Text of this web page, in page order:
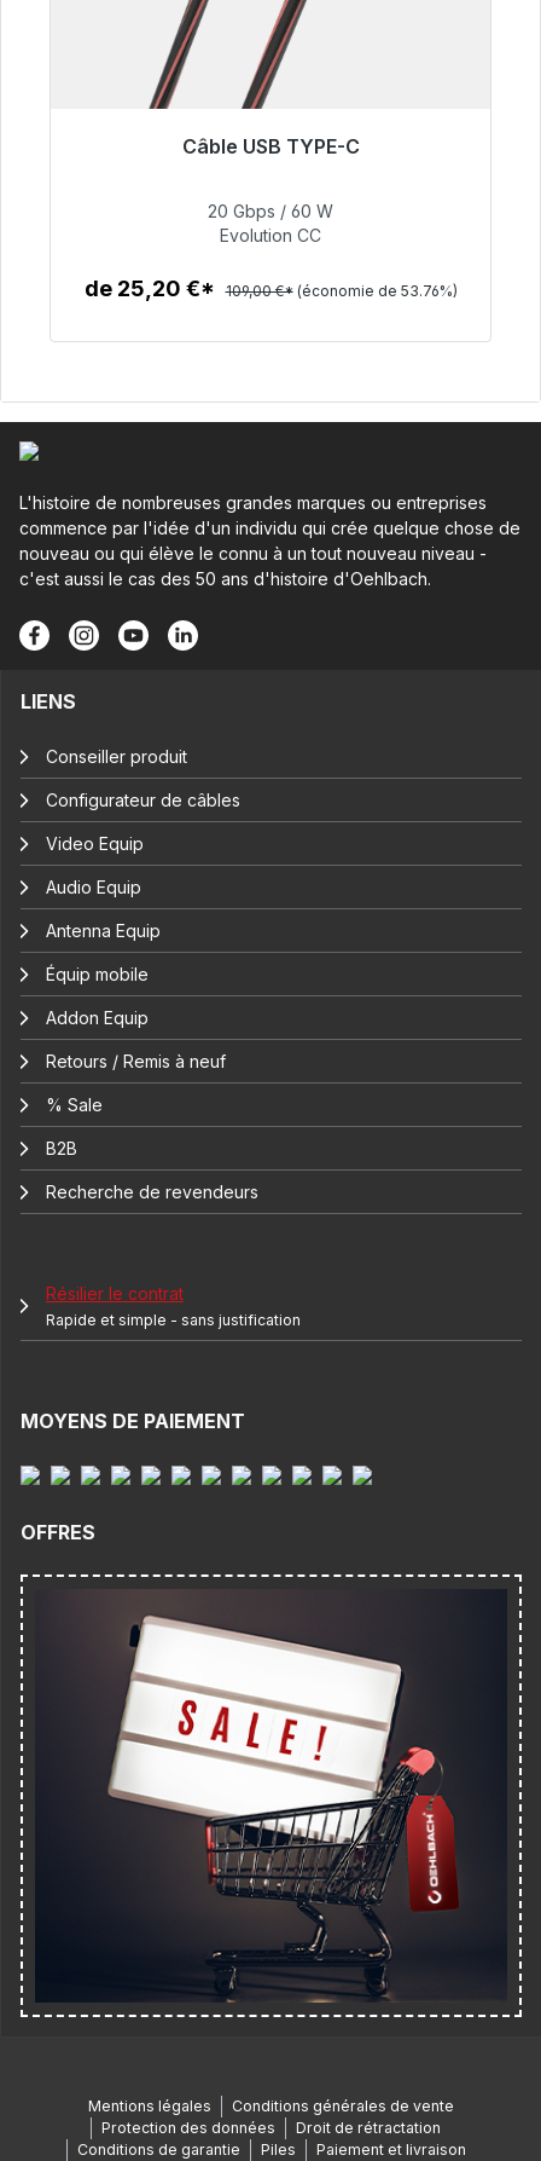
Câble USB TYPE-C
50,40 €
20 Gbps / 60 W
Evolution CC
de 25,20 €* 109,00 €* (économie de 53.76%)
L'histoire de nombreuses grandes marques ou entreprises
commence par l'idée d'un individu qui crée quelque chose de
nouveau ou qui élève le connu à un tout nouveau niveau -
c'est aussi le cas des 50 ans d'histoire d'Oehlbach.
LIENS
Conseiller produit
Configurateur de câbles
Video Equip
Audio Equip
Antenna Equip
Équip mobile
Addon Equip
Retours / Remis à neuf
% Sale
B2B
Recherche de revendeurs
Résilier le contrat
Rapide et simple - sans justification
MOYENS DE PAIEMENT
OFFRES
Mentions légales
Conditions générales de vente
Protection des données
Droit de rétractation
Conditions de garantie
Piles Paiement et livraison